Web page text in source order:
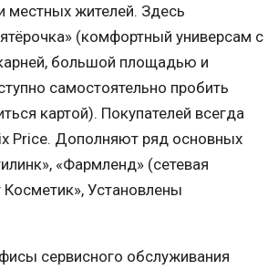
местных жителей. Здесь
(комфортный универсам с
большой площадью и
самостоятельно пробить
картой). Покупателей всегда
Price. Дополняют ряд основных
«Фармленд» (сетевая
Косметик», Установлены
сервисного обслуживания